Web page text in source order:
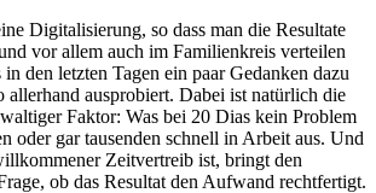
Digitalisierung, so dass man die Resultate
vor allem auch im Familienkreis verteilen
den letzten Tagen ein paar Gedanken dazu
allerhand ausprobiert. Dabei ist natürlich die
Faktor: Was bei 20 Dias kein Problem
oder gar tausenden schnell in Arbeit aus. Und
Zeitvertreib ist, bringt den
ob das Resultat den Aufwand rechtfertigt.